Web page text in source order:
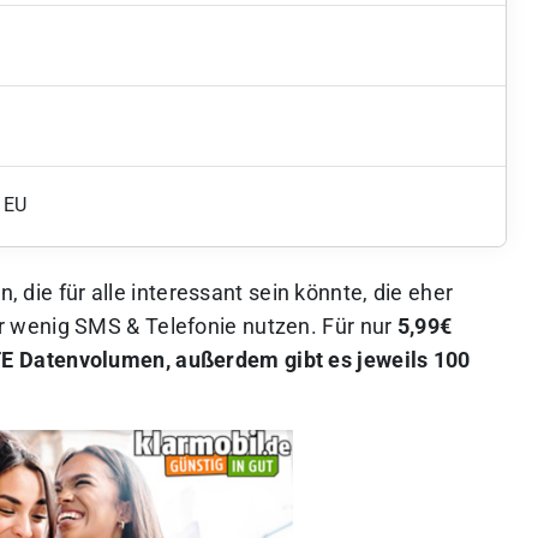
die für alle interessant sein könnte, die eher
SMS & Telefonie nutzen. Für nur 5,99€
Datenvolumen, außerdem gibt es jeweils 100